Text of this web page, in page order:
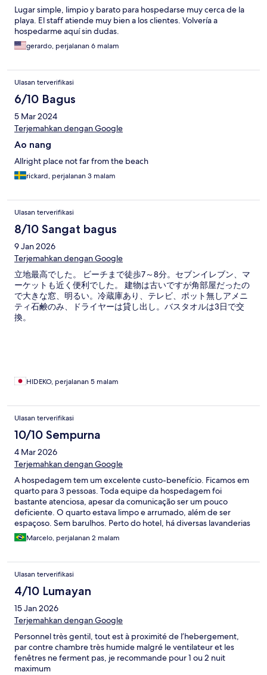
Lugar simple, limpio y barato para hospedarse muy cerca de la
playa. El staff atiende muy bien a los clientes. Volvería a
hospedarme aquí sin dudas.
gerardo, perjalanan 6 malam
Ulasan terverifikasi
6/10 Bagus
5 Mar 2024
Terjemahkan dengan Google
Ao nang
Allright place not far from the beach
rickard, perjalanan 3 malam
Ulasan terverifikasi
8/10 Sangat bagus
9 Jan 2026
Terjemahkan dengan Google
立地最高でした。 ビーチまで徒歩7～8分。セブンイレブン、マ
ーケットも近く便利でした。 建物は古いですが角部屋だったの
で大きな窓、明るい。冷蔵庫あり、テレビ、ポット無しアメニ
ティ石鹸のみ、ドライヤーは貸し出し。バスタオルは3日で交
換。
HIDEKO, perjalanan 5 malam
Ulasan terverifikasi
10/10 Sempurna
4 Mar 2026
Terjemahkan dengan Google
A hospedagem tem um excelente custo-benefício. Ficamos em
quarto para 3 pessoas. Toda equipe da hospedagem foi
bastante atenciosa, apesar da comunicação ser um pouco
deficiente. O quarto estava limpo e arrumado, além de ser
espaçoso. Sem barulhos. Perto do hotel, há diversas lavanderias
(inclusive no próprio hotel), comércio e restaurantes. Localizado
bem próximo à praia. Guarda-volumes na loja de locação de
hospedar no local.
Marcelo, perjalanan 2 malam
Ulasan terverifikasi
4/10 Lumayan
15 Jan 2026
Terjemahkan dengan Google
Personnel très gentil, tout est à proximité de l’hebergement,
par contre chambre très humide malgré le ventilateur et les
fenêtres ne ferment pas, je recommande pour 1 ou 2 nuit
maximum